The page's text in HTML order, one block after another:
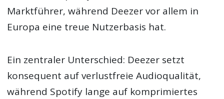
Marktführer, während Deezer vor allem in
Europa eine treue Nutzerbasis hat.
Ein zentraler Unterschied: Deezer setzt
konsequent auf verlustfreie Audioqualität,
während Spotify lange auf komprimiertes